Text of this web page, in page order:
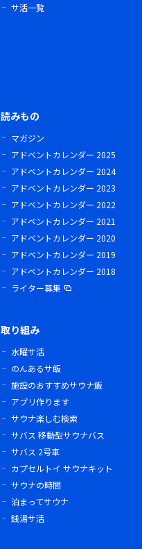
サ活一覧
読みもの
マガジン
アドベントカレンダー 2025
アドベントカレンダー 2024
アドベントカレンダー 2023
アドベントカレンダー 2022
アドベントカレンダー 2021
アドベントカレンダー 2020
アドベントカレンダー 2019
アドベントカレンダー 2018
ライター募集
取り組み
水曜サ活
のんあるサ飯
施設のおすすめサウナ飯
アプリ作ります
サウナ楽しむ検索
サバス 移動型サウナバス
サバス 2号車
カプセルトイ サウナキット
サウナの時間
泊まってサウナ
銭湯サ活